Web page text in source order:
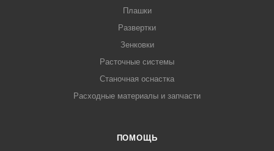
Плашки
Развертки
Зенковки
Расточные системы
Станочная оснастка
Расходные материалы и запчасти
ПОМОЩЬ